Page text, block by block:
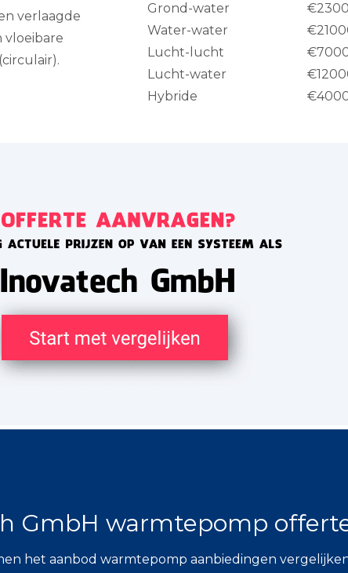
verlaagde
vloeibare
Grond-water
Water-water
Lucht-lucht
Lucht-water
Hybride
GmbH warmtepomp
het aanbod warmtepomp aanbiedingen